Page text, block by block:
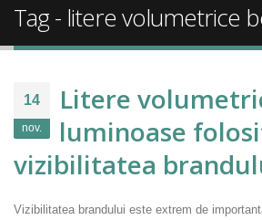
Tag - litere volumetrice
14
nov.
Litere
luminoase
vizibilitatea
Vizibilitatea brandului este extrem de